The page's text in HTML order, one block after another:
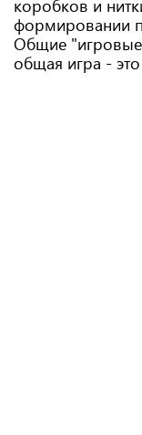
коробков и
формировании
Общие
общая игра -